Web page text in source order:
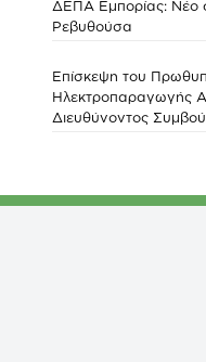
ΔΕΠΑ Εμπορίας: Νέο
Ρεβυθούσα
Επίσκεψη του
Ηλεκτροπαραγωγής
Διευθύνοντος